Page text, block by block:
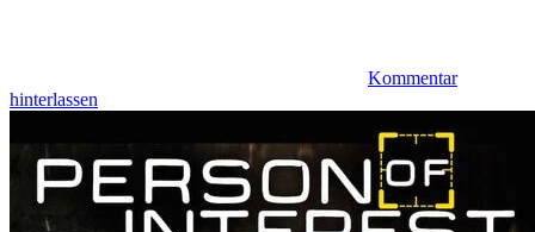
Kommentar
hinterlassen